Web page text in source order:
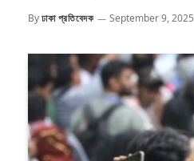
Byঢাকা প্রতিবেদক September 9, 2025